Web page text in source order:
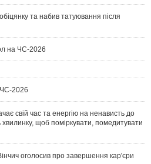
та набив татуювання після
на ЧС-2026
ЧС-2026
свій час та енергію на ненависть до
хвилинку, щоб поміркувати, помедитувати
оголосив про завершення кар'єри